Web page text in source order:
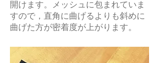
開けます。メッシュに包まれていま
すので，直角に曲げるよりも斜めに
曲げた方が密着度が上がります。